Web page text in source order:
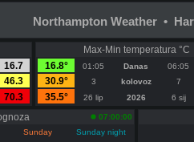
Northampton Weather •
16.7
46.3
70.3
Max-Min temperatura °C
16.8°
01:05 Danas 06:05
30.9°
3 kolovoz 7
35.5°
26 lip 2026 6 sij
07:00:00
Sunday Sunday night